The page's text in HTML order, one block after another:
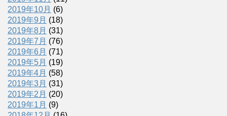
2019年10月 (6)
2019年9月 (18)
2019年8月 (31)
2019年7月 (76)
2019年6月 (71)
2019年5月 (19)
2019年4月 (58)
2019年3月 (31)
2019年2月 (20)
2019年1月 (9)